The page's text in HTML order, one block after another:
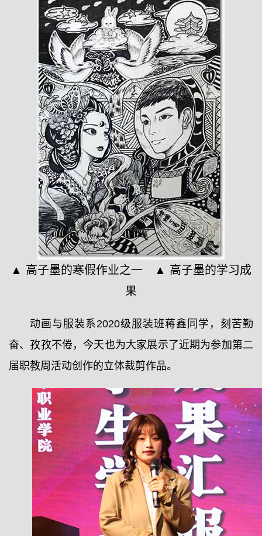
▲ 高子墨的寒假作业之一 ▲ 高子墨的学习成
果
动画与服装系2020级服装班蒋鑫同学，刻苦勤
奋、孜孜不倦，今天也为大家展示了近期为参加第二
届职教周活动创作的立体裁剪作品。